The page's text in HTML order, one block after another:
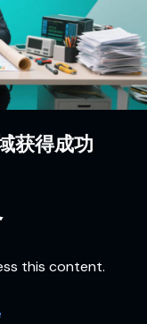
获得成功
this content.